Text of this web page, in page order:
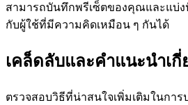
สามารถบันทึกพรีเซ็ตของคุณและแบ่
กับผู้ใช้ที่มีความคิดเหมือน ๆ กันได้
เคล็ดลับและคำแนะนำเ
ตรวจสอบวิธีที่น่าสนใจเพิ่มเติมในกา